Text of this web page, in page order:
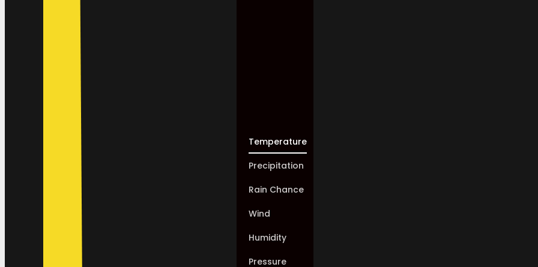
Temperature
Precipitation
Rain Chance
Wind
Humidity
Pressure